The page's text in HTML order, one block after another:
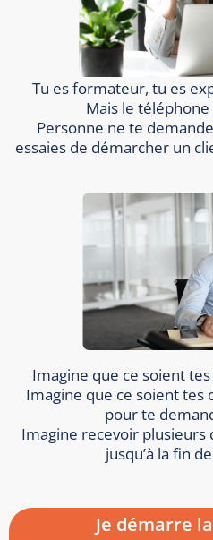
Tu es formateur, tu es
Mais le téléphone
Personne ne te
essaies de démarcher un
Imagine que ce soient
Imagine que ce soient tes
pour te
Imagine recevoir plusieurs
jusqu’à la fin
Je démarre